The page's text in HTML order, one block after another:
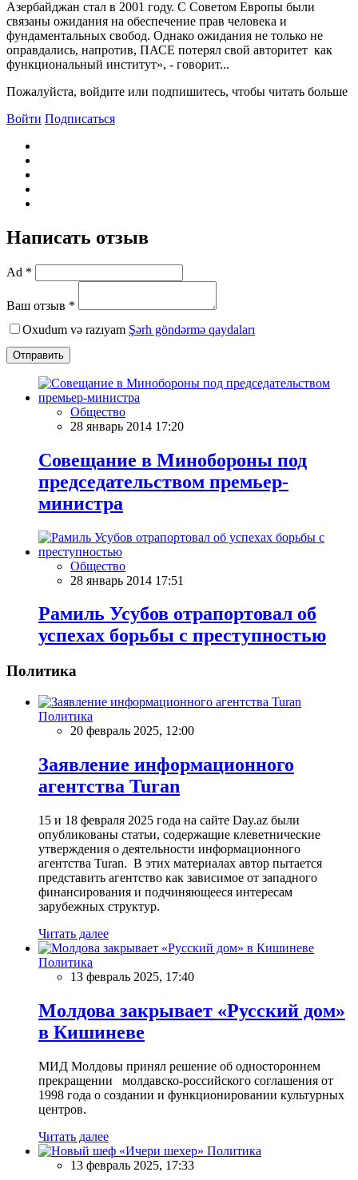
Азербайджан стал в 2001 году. С Советом Европы были
связаны ожидания на обеспечение прав человека и
фундаментальных свобод. Однако ожидания не только не
оправдались, напротив, ПАСЕ потерял свой авторитет как
функциональный институт», - говорит...
Пожалуйста, войдите или подпишитесь, чтобы читать больше
Войти Подписаться
Написать отзыв
Ad *
Ваш отзыв *
Oxudum və razıyam Şərh göndərmə qaydaları
Отправить
Общество
28 январь 2014 17:20
Совещание в Минобороны под
председательством премьер-
министра
Общество
28 январь 2014 17:51
Рамиль Усубов отрапортовал об
успехах борьбы с преступностью
Политика
Политика
20 февраль 2025, 12:00
Заявление информационного
агентства Turan
15 и 18 февраля 2025 года на сайте Day.az были
опубликованы статьи, содержащие клеветнические
утверждения о деятельности информационного
агентства Turan. В этих материалах автор пытается
представить агентство как зависимое от западного
финансирования и подчиняющееся интересам
зарубежных структур.
Читать далее
Политика
13 февраль 2025, 17:40
Молдова закрывает «Русский дом»
в Кишиневе
МИД Молдовы принял решение об одностороннем
прекращении молдавско-российского соглашения от
1998 года о создании и функционировании культурных
центров.
Читать далее
Политика
13 февраль 2025, 17:33